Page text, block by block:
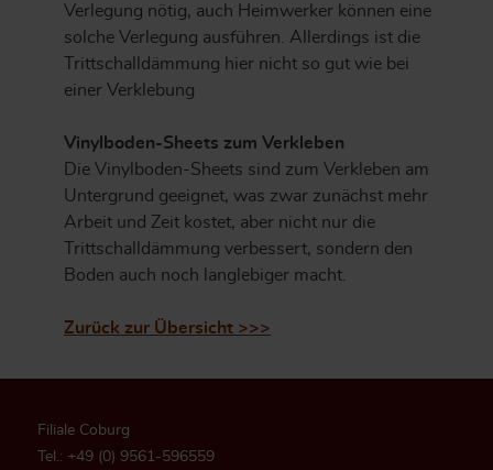
Verlegung nötig, auch Heimwerker können eine
solche Verlegung ausführen. Allerdings ist die
Trittschalldämmung hier nicht so gut wie bei
einer Verklebung
Vinylboden-Sheets zum Verkleben
Die Vinylboden-Sheets sind zum Verkleben am
Untergrund geeignet, was zwar zunächst mehr
Arbeit und Zeit kostet, aber nicht nur die
Trittschalldämmung verbessert, sondern den
Boden auch noch langlebiger macht.
Zurück zur Übersicht >>>
Filiale Coburg
Tel.: +49 (0) 9561-596559